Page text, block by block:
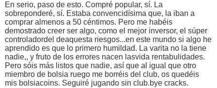
En serio, paso de esto. Compré popular, sí. La
sobreponderé, sí. Estaba convencidísima que, la iban a
comprar almenos a 50 céntimos. Pero me habéis
demostrado creer ser algo, como el mejor inversor, el súper
controladordel deaquesta riesgos...en este mundo si algo he
aprendido es que lo primero humildad. La varita no la tiene
nadie,, y fruto de los errores nacen lasvida rentabulidades.
Pero sóis más listos que nadie, así que al igual que otro
miembro de bolsia ruego me borréis del club, os quedéis
mis bolsiacoins. Seguiré jugando sin club.bye cracks.